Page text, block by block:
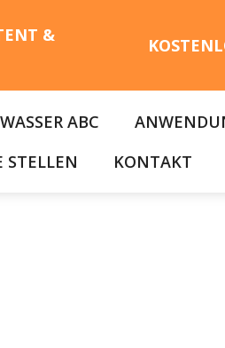
&
ABC
STELLEN KONTAKT